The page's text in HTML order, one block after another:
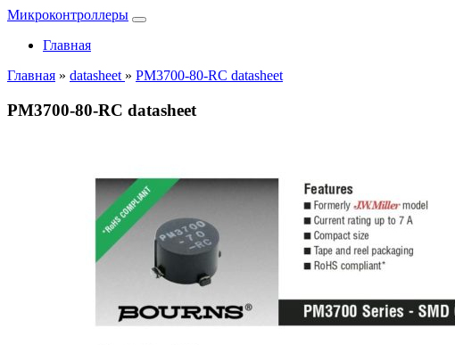
Микроконтроллеры
Главная
Главная » datasheet » PM3700-80-RC datasheet
PM3700-80-RC datasheet